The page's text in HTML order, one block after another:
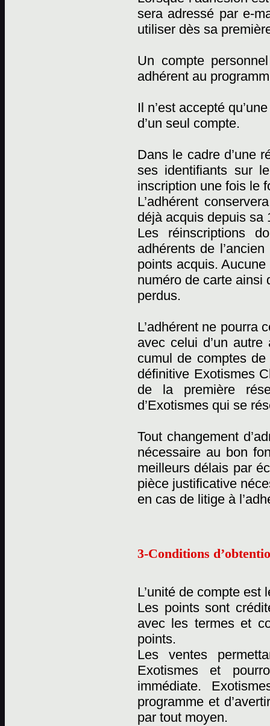
sera adressé par e-
utiliser dès sa
Un compte
adhérent au
Il n’est accepté
d’un seul compte.
Dans le cadre d’une
ses identifiants sur
inscription une fois le
L’adhérent
déjà acquis depuis sa
Les réinscriptions
adhérents de
points acquis.
numéro de carte ainsi
perdus.
L’adhérent ne pourra
avec celui d’un
cumul de comptes
définitive Exotismes
de la première
d’Exotismes qui se
Tout changement
nécessaire au bon
meilleurs délais par
pièce justificative
en cas de litige à
3-Conditions
L’unité de compte est
Les points sont
avec les termes et
points.
Les ventes
Exotismes et
immédiate.
programme et
par tout moyen.